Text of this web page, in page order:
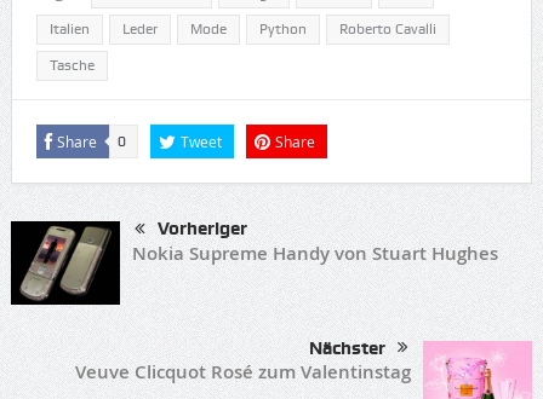
Italien Leder Mode Python Roberto Cavalli
Tasche
Share 0 Tweet Share
Vorheriger
Nokia Supreme Handy von Stuart Hughes
Nächster
Veuve Clicquot Rosé zum Valentinstag